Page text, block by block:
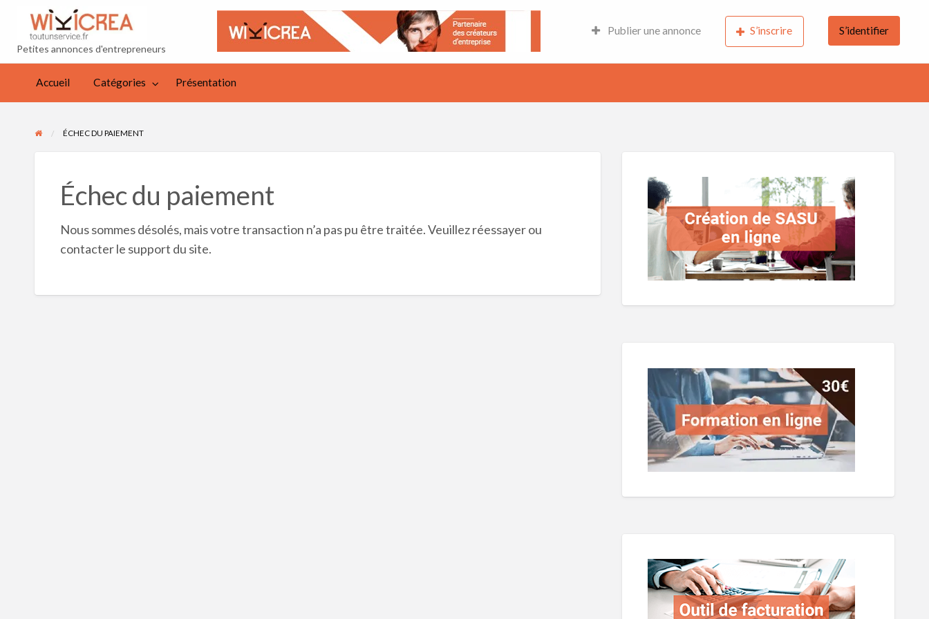
toutunservice.fr
Petites annonces d'entrepreneurs
Publier une annonce S’inscrire S’identifier
Accueil Catégories Présentation
ÉCHEC DU PAIEMENT
Échec du paiement
Nous sommes désolés, mais votre transaction n’a pas pu être traitée.Veuillez réessayer ou
contacter le support du site.